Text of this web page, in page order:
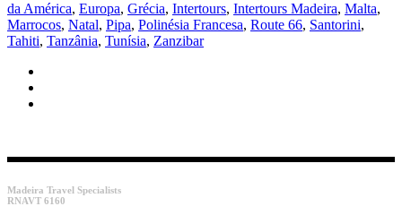
da América, Europa, Grécia, Intertours, Intertours Madeira, Malta,
Marrocos, Natal, Pipa, Polinésia Francesa, Route 66, Santorini,
Tahiti, Tanzânia, Tunísia, Zanzibar
Madeira Travel Specialists
RNAVT 6160